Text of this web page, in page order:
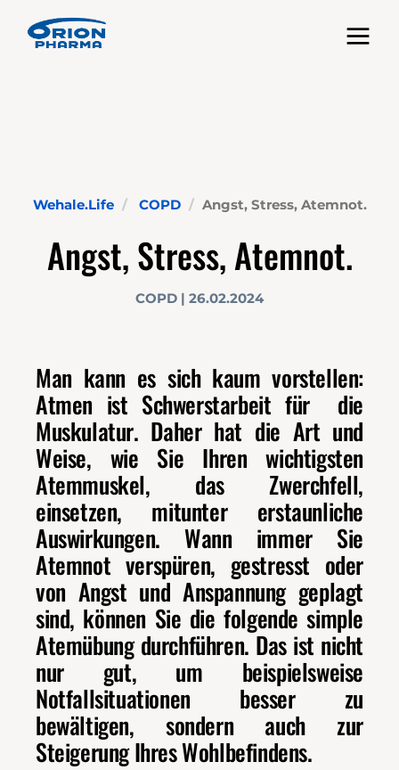
Toggle
Wehale.Life COPD Angst, Stress, Atemnot.
Angst, Stress, Atemnot.
COPD | 26.02.2024
Man kann es sich kaum vorstellen:
Atmen ist Schwerstarbeit für die
Muskulatur. Daher hat die Art und
Weise, wie Sie Ihren wichtigsten
Atemmuskel, das Zwerchfell,
einsetzen, mitunter erstaunliche
Auswirkungen. Wann immer Sie
Atemnot verspüren, gestresst oder
von Angst und Anspannung geplagt
sind, können Sie die folgende simple
Atemübung durchführen. Das ist nicht
nur gut, um beispielsweise
Notfallsituationen besser zu
bewältigen, sondern auch zur
Steigerung Ihres Wohlbefindens.